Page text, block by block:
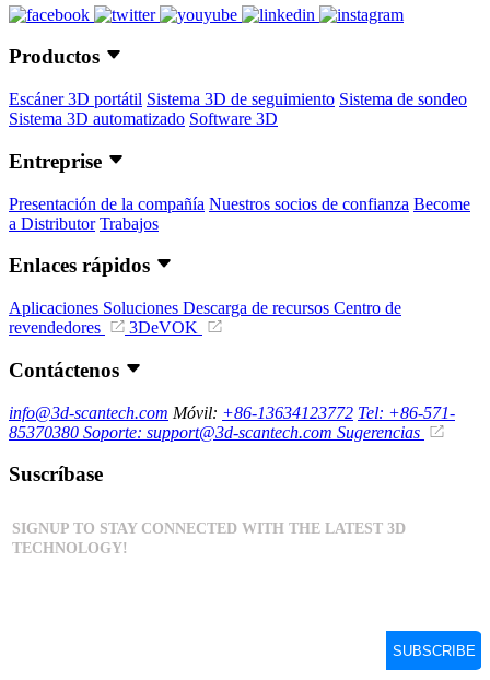
Productos
Escáner 3D portátil Sistema 3D de seguimiento Sistema de sondeo
Sistema 3D automatizado Software 3D
Entreprise
Presentación de la compañía Nuestros socios de confianza Become
a Distributor Trabajos
Enlaces rápidos
Aplicaciones Soluciones Descarga de recursos Centro de
revendedores
3DeVOK
Contáctenos
info@3d-scantech.com Móvil: +86-13634123772 Tel: +86-571-
85370380 Soporte: support@3d-scantech.com Sugerencias
Suscríbase